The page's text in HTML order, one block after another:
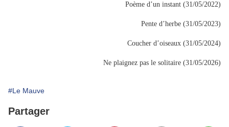
Poème d’un instant (31/05/2022)
Pente d’herbe (31/05/2023)
Coucher d’oiseaux (31/05/2024)
Ne plaignez pas le solitaire (31/05/2026)
#Le Mauve
Partager